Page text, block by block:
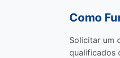
Como
Solicitar um
qualificados